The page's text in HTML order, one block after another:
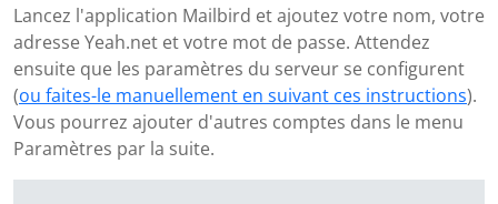
Lancez l'application Mailbird et ajoutez votre nom, votre
adresse Yeah.net et votre mot de passe. Attendez
ensuite que les paramètres du serveur se configurent
(ou faites-le manuellement en suivant ces instructions).
Vous pourrez ajouter d'autres comptes dans le menu
Paramètres par la suite.